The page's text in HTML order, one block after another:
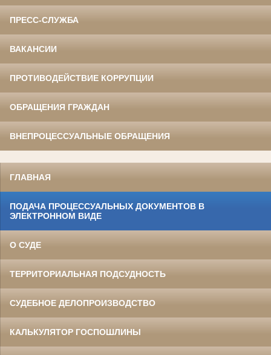
ПРЕСС-СЛУЖБА
ВАКАНСИИ
ПРОТИВОДЕЙСТВИЕ КОРРУПЦИИ
ОБРАЩЕНИЯ ГРАЖДАН
ВНЕПРОЦЕССУАЛЬНЫЕ ОБРАЩЕНИЯ
ГЛАВНАЯ
ПОДАЧА ПРОЦЕССУАЛЬНЫХ ДОКУМЕНТОВ В
ЭЛЕКТРОННОМ ВИДЕ
О СУДЕ
ТЕРРИТОРИАЛЬНАЯ ПОДСУДНОСТЬ
СУДЕБНОЕ ДЕЛОПРОИЗВОДСТВО
КАЛЬКУЛЯТОР ГОСПОШЛИНЫ